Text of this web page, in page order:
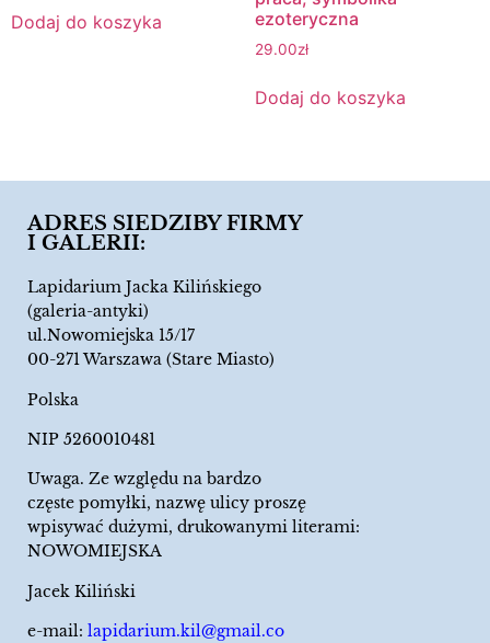
Dodaj do koszyka
ezoteryczna
29.00zł
Dodaj do koszyka
ADRES SIEDZIBY FIRMY
I GALERII:
Lapidarium Jacka Kilińskiego
(galeria-antyki)
ul.Nowomiejska 15/17
00-271 Warszawa (Stare Miasto)
Polska
NIP 5260010481
Uwaga. Ze względu na bardzo
częste pomyłki, nazwę ulicy proszę
wpisywać dużymi, drukowanymi literami:
NOWOMIEJSKA
Jacek Kiliński
e-mail: lapidarium.kil@gmail.co